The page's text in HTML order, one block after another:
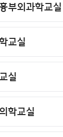
부외과학교실
교실
실
학교실